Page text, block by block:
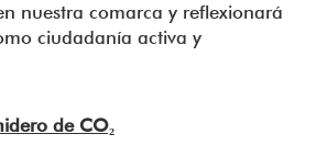
nuestra comarca y reflexionará
ciudadanía activa y
de CO₂